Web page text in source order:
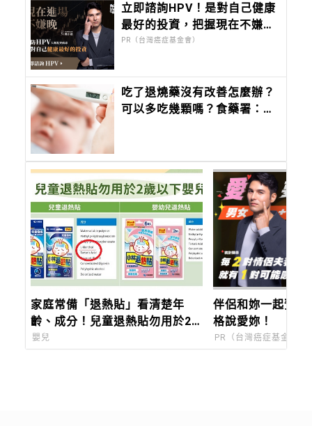
立即諮詢HPV！是對自己健康
最好的投資，把握現在不嫌
晚！
PR（台灣癌症基金會）
吃了退燒藥沒有改善怎麼辦？
可以多吃幾顆嗎？食藥署：退
家庭常備「退熱貼」看清楚年
齡、成分！兒童退熱貼勿用於2
歲下嬰幼兒，過量恐呼吸停止
嬰兒
伴侶和妳一起預防
格說愛妳！
PR（台灣癌症基金會）